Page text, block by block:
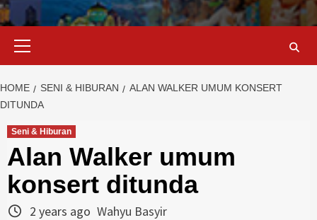
HOME SENI & HIBURAN
ALAN WALKER UMUM KONSERT
DITUNDA
Seni & Hiburan
Alan Walker umum
konsert ditunda
2 years ago Wahyu Basyir